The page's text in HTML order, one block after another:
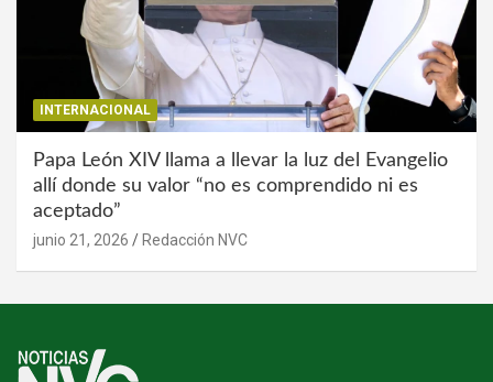
INTERNACIONAL
Papa León XIV llama a llevar la luz del Evangelio
allí donde su valor “no es comprendido ni es
aceptado”
junio 21, 2026 Redacción NVC